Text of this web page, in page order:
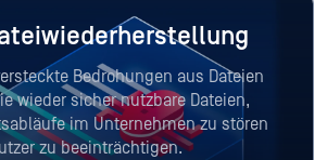
Bedrohungen aus Dateien
wieder sicher nutzbare Dateien,
im Unternehmen zu stören
zu beeinträchtigen.